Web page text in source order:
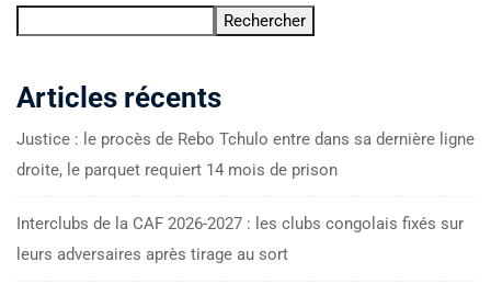
Rechercher
Articles récents
Justice : le procès de Rebo Tchulo entre dans sa dernière ligne
droite, le parquet requiert 14 mois de prison
Interclubs de la CAF 2026-2027 : les clubs congolais fixés sur
leurs adversaires après tirage au sort